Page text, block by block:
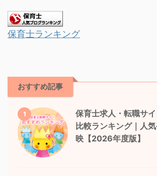
保育士ランキング
おすすめ記事
1
保育士求人・転職サ
比較ランキング｜人
映【2026年度版】